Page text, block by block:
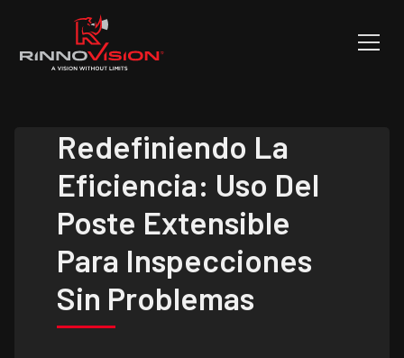
Redefiniendo La
Eficiencia: Uso Del
Poste Extensible
Para Inspecciones
Sin Problemas